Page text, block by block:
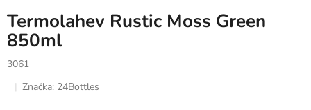
Termolahev Rustic Moss Green
850ml
3061
Značka: 24Bottles